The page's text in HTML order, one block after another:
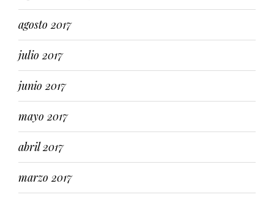
agosto 2017
julio 2017
junio 2017
mayo 2017
abril 2017
marzo 2017